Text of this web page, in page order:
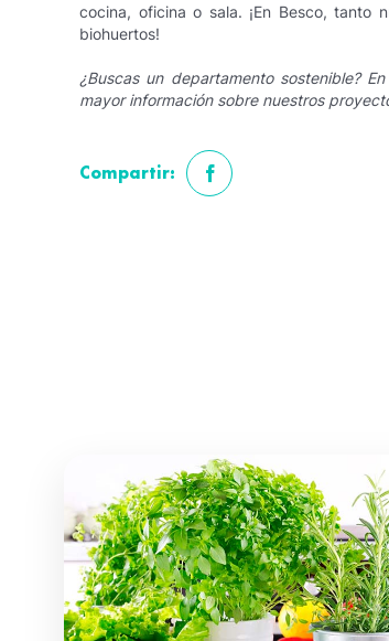
cocina, oficina o sala. ¡En Besco, tanto
biohuertos!
¿Buscas un departamento sostenible? En
mayor información sobre nuestros
Compartir: